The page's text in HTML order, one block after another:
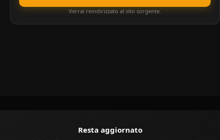
Verrai reindirizzato al sito sorgente.
Resta aggiornato